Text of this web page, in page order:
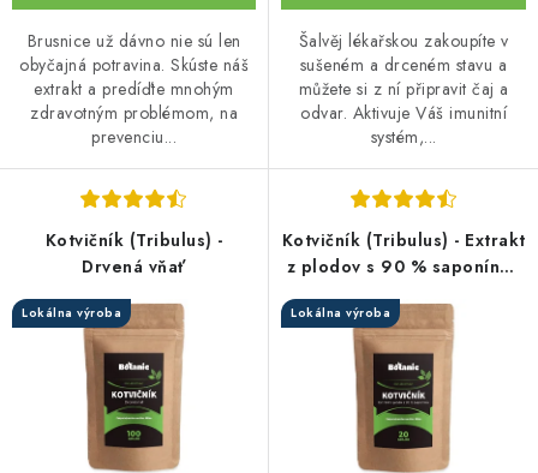
Brusnice už dávno nie sú len
obyčajná potravina. Skúste náš
extrakt a predíďte mnohým
zdravotným problémom, na
prevenciu...
Šalvěj lékařskou zakoupíte v
sušeném a drceném stavu a
můžete si z ní připravit čaj a
odvar. Aktivuje Váš imunitní
systém,...
Kotvičník (Tribulus) -
Drvená vňať
Lokálna výroba
Kotvičník (Tribulus) - Extrakt
z plodov s 90 % saponínov
v prášku
Lokálna výroba